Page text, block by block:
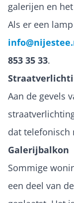
galerijen en
Als er een
853 35 33.
Aan de gevels
dat telefonisch
Galerijbalkon
Sommige
een deel van